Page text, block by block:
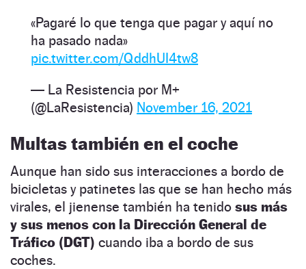
«Pagaré lo que tenga que pagar y aquí no
ha pasado nada»
pic.twitter.com/QddhUI4tw8
— La Resistencia por M+
(@LaResistencia) November 16, 2021
Multas también en el coche
Aunque han sido sus interacciones a bordo de
bicicletas y patinetes las que se han hecho más
virales, el jienense también ha tenido sus más
y sus menos con la Dirección General de
Tráfico (DGT) cuando iba a bordo de sus
coches.